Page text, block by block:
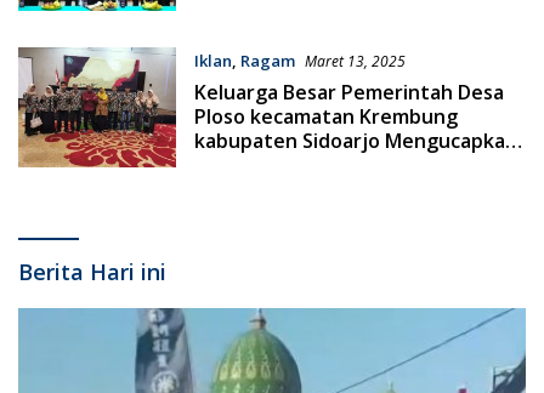
Lahir Dan Batin
Iklan, Ragam Maret 13, 2025
Keluarga Besar Pemerintah Desa
Ploso kecamatan Krembung
kabupaten Sidoarjo Mengucapkan
Berita Hari ini